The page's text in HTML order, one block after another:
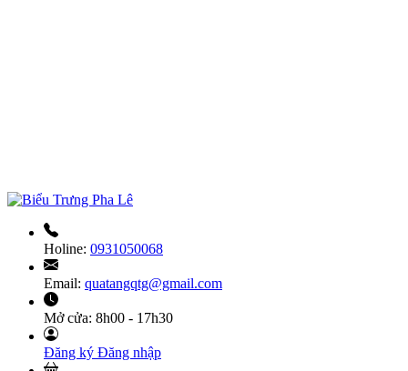
Holine: 0931050068
Email: quatangqtg@gmail.com
Mở cửa: 8h00 - 17h30
Đăng ký Đăng nhập